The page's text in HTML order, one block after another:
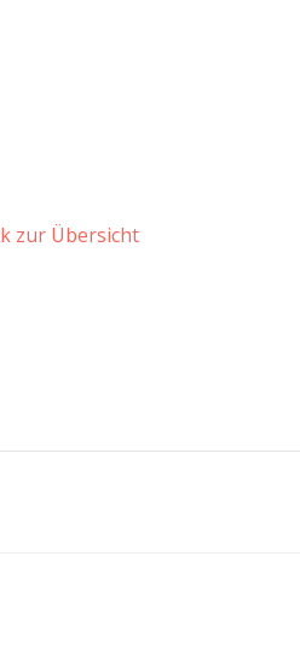
zur Übersicht
navigation